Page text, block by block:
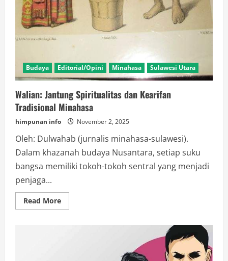
Budaya Editorial/Opini Minahasa Sulawesi Utara
Walian: Jantung Spiritualitas dan Kearifan
Tradisional Minahasa
himpunan info November 2, 2025
Oleh: Dulwahab (jurnalis minahasa-sulawesi).
Dalam khazanah budaya Nusantara, setiap suku
bangsa memiliki tokoh-tokoh sentral yang menjadi
penjaga...
Read MoreRead
more